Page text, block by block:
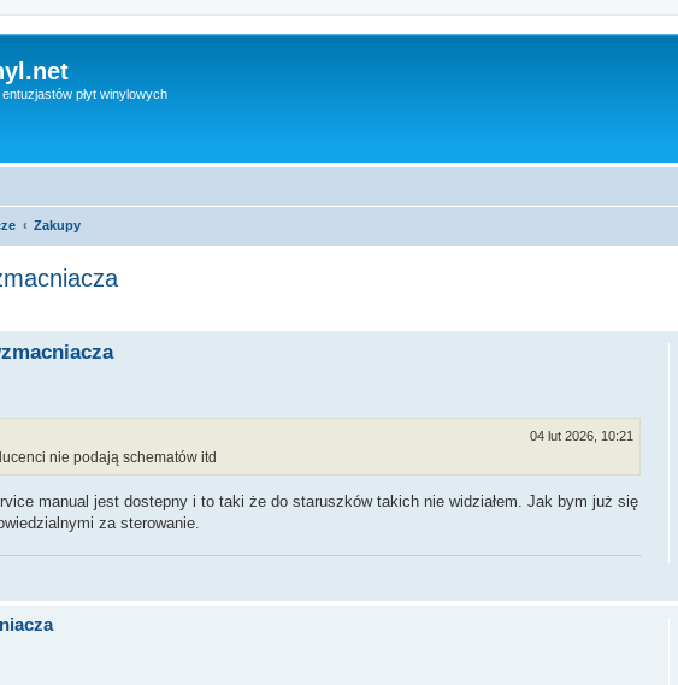
płyt winylowych
Zakupy
04 lut 2026, 10:21
nie podają schematów itd
manual jest dostepny i to taki że do staruszków takich nie widziałem. Jak bym już się
za sterowanie.